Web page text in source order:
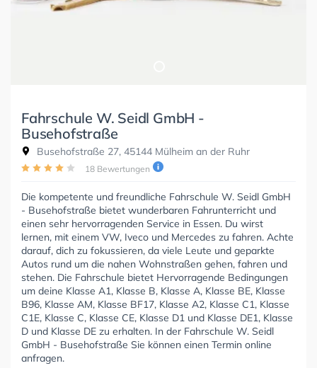
Fahrschule W. Seidl GmbH -
Busehofstraße
Busehofstraße 27, 45144 Mülheim an der Ruhr
18 Bewertungen
Die kompetente und freundliche Fahrschule W. Seidl GmbH
- Busehofstraße bietet wunderbaren Fahrunterricht und
einen sehr hervorragenden Service in Essen. Du wirst
lernen, mit einem VW, Iveco und Mercedes zu fahren. Achte
darauf, dich zu fokussieren, da viele Leute und geparkte
Autos rund um die nahen Wohnstraßen gehen, fahren und
stehen. Die Fahrschule bietet Hervorragende Bedingungen
um deine Klasse A1, Klasse B, Klasse A, Klasse BE, Klasse
B96, Klasse AM, Klasse BF17, Klasse A2, Klasse C1, Klasse
C1E, Klasse C, Klasse CE, Klasse D1 und Klasse DE1, Klasse
D und Klasse DE zu erhalten. In der Fahrschule W. Seidl
GmbH - Busehofstraße Sie können einen Termin online
anfragen.